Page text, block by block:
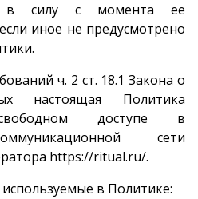
в силу с момента ее
иное не предусмотрено
ч. 2 ст. 18.1 Закона о
настоящая Политика
доступе в
сети
https://ritual.ru/.
в Политике: